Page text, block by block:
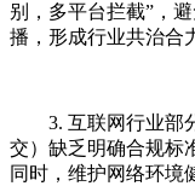
别，多平台拦截”，
播，形成行业共治合
3. 互联网行业部
交）缺乏明确合规标
同时，维护网络环境